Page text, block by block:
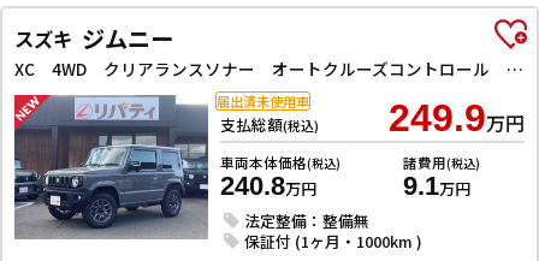
スズキ ジムニー
XC 4WD クリアランスソナー オートクルーズコントロール レーンアシスト 衝突被害軽減システム オートライト ヘッドライトウォッシャー スマートキー アイドリングストップ 電動格納ミラー シートヒーター
支払総額(税込) 249.9万円
車両本体価格(税込)
240.8万円
諸費用(税込)
9.1万円
法定整備：整備無
保証付 (1ヶ月・1000km )
届出済未使用車